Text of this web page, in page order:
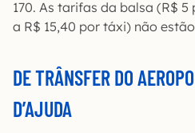
170. As tarifas da balsa (R$ 5
a R$ 15,40 por táxi) não
DE TRÂNSFER DO
D’AJUDA